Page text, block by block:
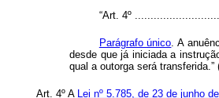
“Art. 4º
Parágrafo único. A
desde que já iniciada a
qual a outorga será transferida.”
Art. 4º A Lei nº 5.785, de 23 de junho